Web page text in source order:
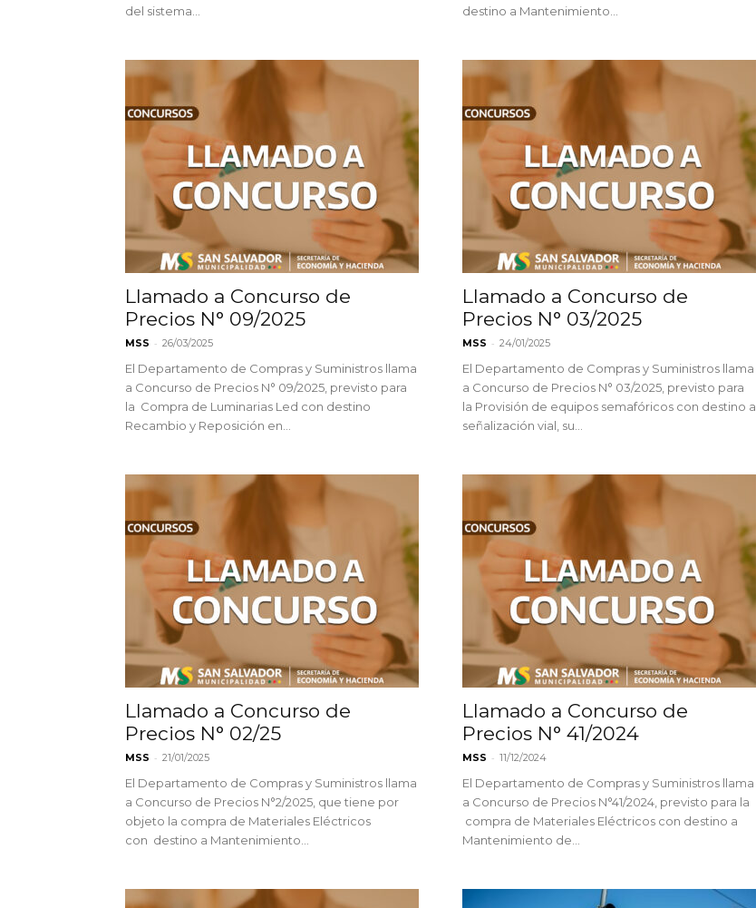
del sistema...
destino a Mantenimiento...
Llamado a Concurso de
Precios N° 09/2025
MSS - 26/03/2025
El Departamento de Compras y Suministros llama
a Concurso de Precios N° 09/2025, previsto para
la Compra de Luminarias Led con destino
Recambio y Reposición en...
Llamado a Concurso de
Precios N° 03/2025
MSS - 24/01/2025
El Departamento de Compras y Suministros llama
a Concurso de Precios N° 03/2025, previsto para
la Provisión de equipos semafóricos con destino a
señalización vial, su...
Llamado a Concurso de
Precios N° 02/25
MSS - 21/01/2025
El Departamento de Compras y Suministros llama
a Concurso de Precios N°2/2025, que tiene por
objeto la compra de Materiales Eléctricos
con destino a Mantenimiento...
Llamado a Concurso de
Precios N° 41/2024
MSS - 11/12/2024
El Departamento de Compras y Suministros llama
a Concurso de Precios N°41/2024, previsto para la
compra de Materiales Eléctricos con destino a
Mantenimiento de...